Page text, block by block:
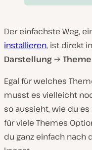
Der einfachste Weg,
installieren, ist direkt
Darstellung → Theme
Egal für welches
musst es vielleicht
so aussieht, wie du
für viele Themes
du ganz einfach nach